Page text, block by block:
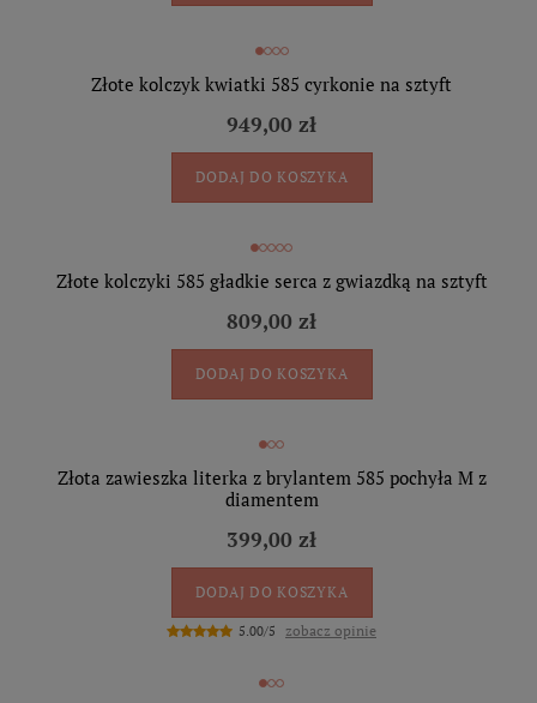
Złote kolczyk kwiatki 585 cyrkonie na sztyft
949,00 zł
DODAJ DO KOSZYKA
Złote kolczyki 585 gładkie serca z gwiazdką na sztyft
809,00 zł
DODAJ DO KOSZYKA
Złota zawieszka literka z brylantem 585 pochyła M z
diamentem
399,00 zł
DODAJ DO KOSZYKA
5.00/5 zobacz opinie